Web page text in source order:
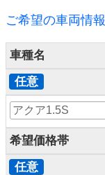
ご希望の車両情報
車種名
任意
希望価格帯
任意